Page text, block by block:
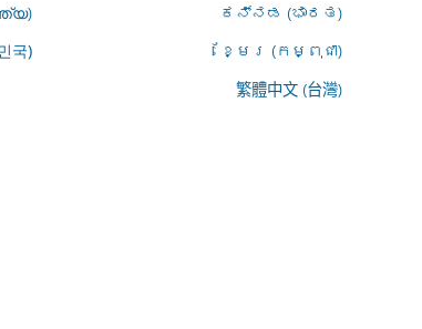
ಕನ್ನಡ (ಭಾರತ)
ខ្មែរ (កម្ពុជា)
국)
繁體中文 (台灣)